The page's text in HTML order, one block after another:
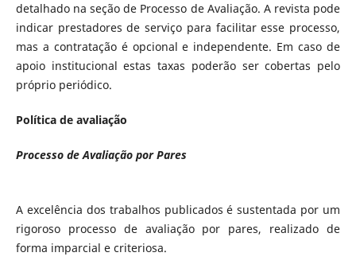
detalhado na seção de Processo de Avaliação. A revista pode
indicar prestadores de serviço para facilitar esse processo,
mas a contratação é opcional e independente. Em caso de
apoio institucional estas taxas poderão ser cobertas pelo
próprio periódico.
Política de avaliação
Processo de Avaliação por Pares
A excelência dos trabalhos publicados é sustentada por um
rigoroso processo de avaliação por pares, realizado de
forma imparcial e criteriosa.